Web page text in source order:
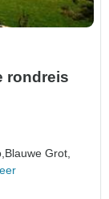
rondreis
Blauwe Grot,